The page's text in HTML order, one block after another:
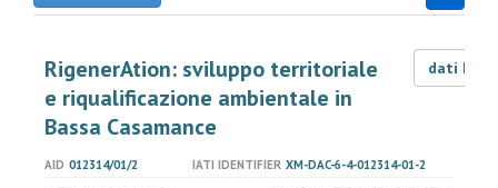
RigenerAtion: sviluppo territoriale
e riqualificazione ambientale in
Bassa Casamance
dati LOD
AID 012314/01/2 IATI IDENTIFIER XM-DAC-6-4-012314-01-2